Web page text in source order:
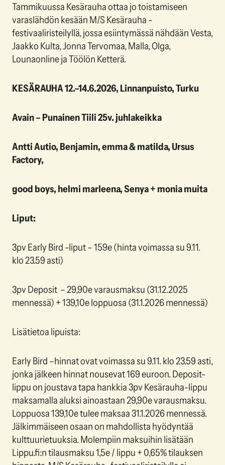
Tammikuussa Kesärauha ottaa jo toistamiseen
varaslähdön kesään M/S Kesärauha -
festivaaliristeilyllä, jossa esiintymässä nähdään Vesta,
Jaakko Kulta, Jonna Tervomaa, Malla, Olga,
Lounaonline ja Töölön Ketterä.
KESÄRAUHA 12.–14.6.2026, Linnanpuisto, Turku
Avain – Punainen Tiili 25v. juhlakeikka
Antti Autio, Benjamin, emma & matilda, Ursus
Factory,
good boys, helmi marleena, Senya + monia muita
Liput:
3pv Early Bird -liput – 159e (hinta voimassa su 9.11.
klo 23.59 asti)
3pv Deposit – 29,90e varausmaksu (31.12.2025
mennessä) + 139,10e loppuosa (31.1.2026 mennessä)
Lisätietoa lipuista:
Early Bird –hinnat ovat voimassa su 9.11. klo 23.59 asti,
jonka jälkeen hinnat nousevat 169 euroon. Deposit-
lippu on joustava tapa hankkia 3pv Kesärauha-lippu
maksamalla aluksi ainoastaan 29,90e varausmaksu.
Loppuosa 139,10e tulee maksaa 31.1.2026 mennessä.
Jälkimmäiseen osaan on mahdollista hyödyntää
kulttuurietuuksia. Molempiin maksuihin lisätään
Lippu.fi:n tilausmaksu 1,5e / lippu + 0,65% tilauksen